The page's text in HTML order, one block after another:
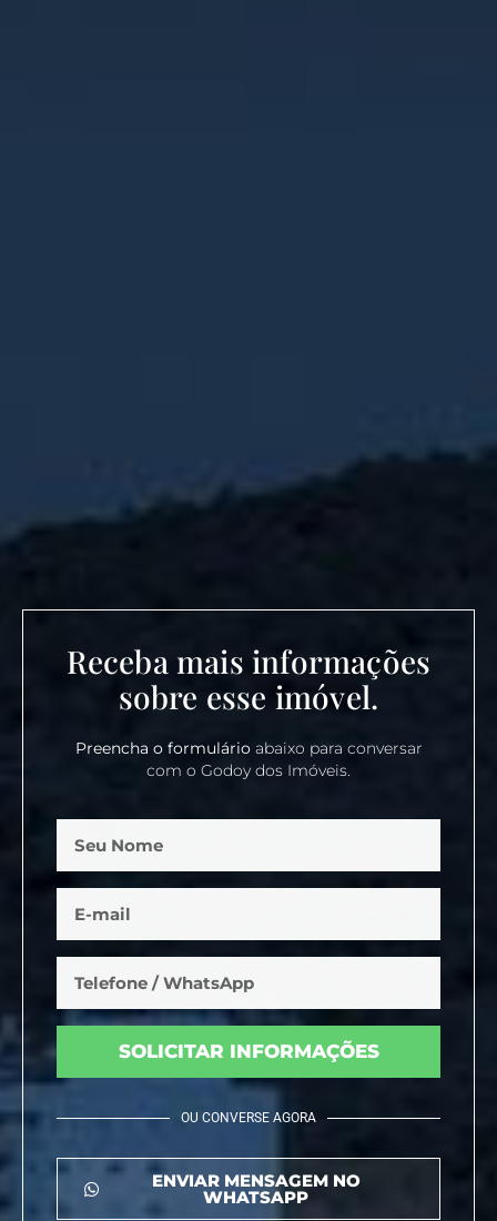
Receba mais informações
sobre esse imóvel.
Preencha o formulárioabaixo para conversar
com o Godoy dos Imóveis.
SOLICITAR INFORMAÇÕES
OU CONVERSE AGORA
ENVIAR MENSAGEM NO
WHATSAPP